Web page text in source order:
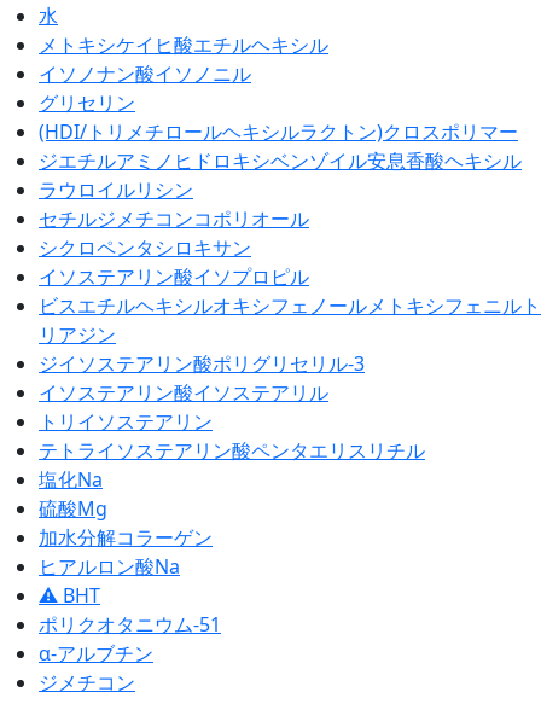
水
メトキシケイヒ酸エチルヘキシル
イソノナン酸イソノニル
グリセリン
(HDI/トリメチロールヘキシルラクトン)クロスポリマー
ジエチルアミノヒドロキシベンゾイル安息香酸ヘキシル
ラウロイルリシン
セチルジメチコンコポリオール
シクロペンタシロキサン
イソステアリン酸イソプロピル
ビスエチルヘキシルオキシフェノールメトキシフェニルト
リアジン
ジイソステアリン酸ポリグリセリル-3
イソステアリン酸イソステアリル
トリイソステアリン
テトライソステアリン酸ペンタエリスリチル
塩化Na
硫酸Mg
加水分解コラーゲン
ヒアルロン酸Na
⚠ BHT
ポリクオタニウム-51
α-アルブチン
ジメチコン